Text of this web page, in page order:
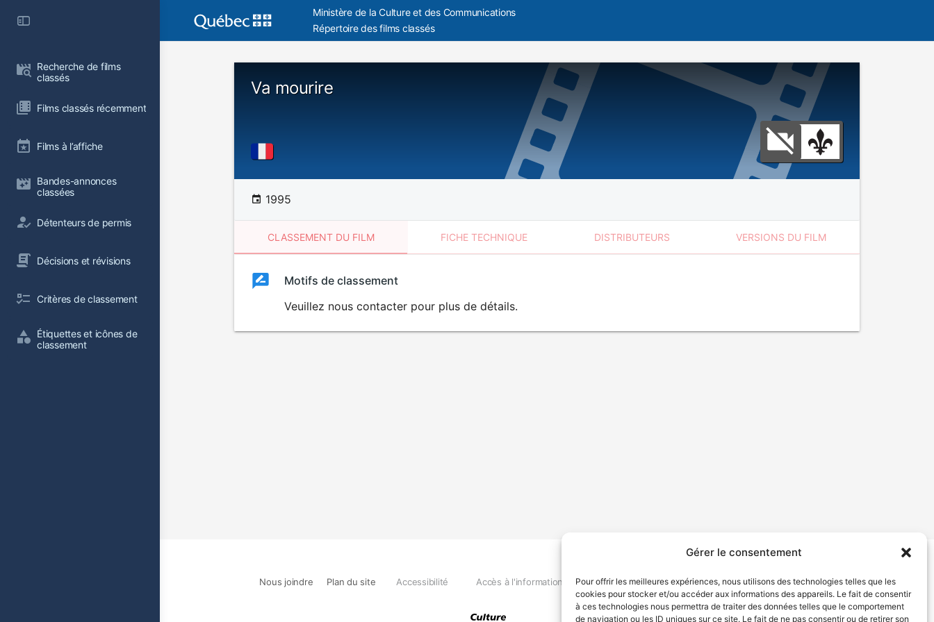
Gérer le consentement
Pour offrir les meilleures expériences, nous utilisons des technologies telles que les
cookies pour stocker et/ou accéder aux informations des appareils. Le fait de consentir
à ces technologies nous permettra de traiter des données telles que le comportement
de navigation ou les ID uniques sur ce site. Le fait de ne pas consentir ou de retirer son
Recherche de films
classés
Films classés récemment
Films à l’affiche
Bandes-annonces
classées
Détenteurs de permis
Décisions et révisions
Critères de classement
Étiquettes et icônes de
classement
Ministère de la Culture et des Communications
Répertoire des films classés
Va mourire
1995
CLASSEMENT DU FILM FICHE TECHNIQUE DISTRIBUTEURS VERSIONS DU FILM
ClassementClassement
Motifs de classement
Veuillez nous contacter pour plus de détails.
Nous joindre Plan du site Accessibilité Accès à l'information Déclaration de services Politique de confidentialité